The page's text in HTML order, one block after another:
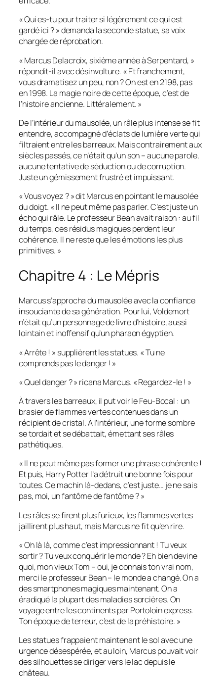
« Qui es-tu pour traiter si légèrement ce qui est
gardé ici ? » demanda la seconde statue, sa voix
chargée de réprobation.
« Marcus Delacroix, sixième année à Serpentard, »
répondit-il avec désinvolture. « Et franchement,
vous dramatisez un peu, non ? On est en 2198, pas
en 1998. La magie noire de cette époque, c’est de
l’histoire ancienne. Littéralement. »
De l’intérieur du mausolée, un râle plus intense se fit
entendre, accompagné d’éclats de lumière verte qui
filtraient entre les barreaux. Mais contrairement aux
siècles passés, ce n’était qu’un son – aucune parole,
aucune tentative de séduction ou de corruption.
Juste un gémissement frustré et impuissant.
« Vous voyez ? » dit Marcus en pointant le mausolée
du doigt. « Il ne peut même pas parler. C’est juste un
écho qui râle. Le professeur Bean avait raison : au fil
du temps, ces résidus magiques perdent leur
cohérence. Il ne reste que les émotions les plus
primitives. »
Chapitre 4 : Le Mépris
Marcus s’approcha du mausolée avec la confiance
insouciante de sa génération. Pour lui, Voldemort
n’était qu’un personnage de livre d’histoire, aussi
lointain et inoffensif qu’un pharaon égyptien.
« Arrête ! » supplièrent les statues. « Tu ne
comprends pas le danger ! »
« Quel danger ? » ricana Marcus. « Regardez-le ! »
À travers les barreaux, il put voir le Feu-Bocal : un
brasier de flammes vertes contenues dans un
récipient de cristal. À l’intérieur, une forme sombre
se tordait et se débattait, émettant ses râles
pathétiques.
« Il ne peut même pas former une phrase cohérente !
Et puis, Harry Potter l’a détruit une bonne fois pour
toutes. Ce machin là-dedans, c’est juste… je ne sais
pas, moi, un fantôme de fantôme ? »
Les râles se firent plus furieux, les flammes vertes
jaillirent plus haut, mais Marcus ne fit qu’en rire.
« Oh là là, comme c’est impressionnant ! Tu veux
sortir ? Tu veux conquérir le monde ? Eh bien devine
quoi, mon vieux Tom – oui, je connais ton vrai nom,
merci le professeur Bean – le monde a changé. On a
des smartphones magiques maintenant. On a
éradiqué la plupart des maladies sorcières. On
voyage entre les continents par Portoloin express.
Ton époque de terreur, c’est de la préhistoire. »
Les statues frappaient maintenant le sol avec une
urgence désespérée, et au loin, Marcus pouvait voir
des silhouettes se diriger vers le lac depuis le
château.